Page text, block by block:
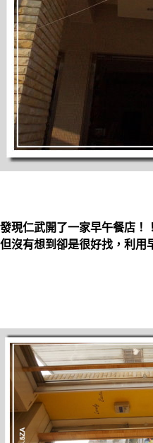
發現仁武開了一家早午餐店！
但沒有想到卻是很好找，利用